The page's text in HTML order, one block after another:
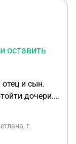
оставить
и сын.
дочери.
признан.
Может ли он
г.